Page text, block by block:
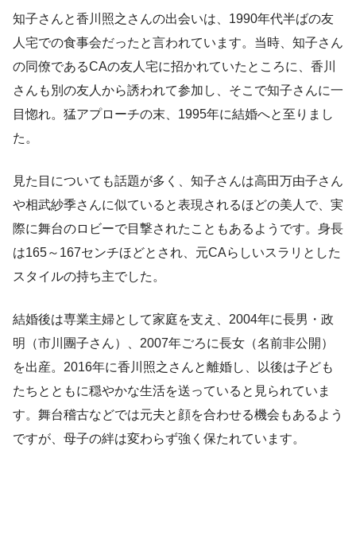
知子さんと香川照之さんの出会いは、1990年代半ばの友
人宅での食事会だったと言われています。当時、知子さん
の同僚であるCAの友人宅に招かれていたところに、香川
さんも別の友人から誘われて参加し、そこで知子さんに一
目惚れ。猛アプローチの末、1995年に結婚へと至りまし
た。
見た目についても話題が多く、知子さんは高田万由子さん
や相武紗季さんに似ていると表現されるほどの美人で、実
際に舞台のロビーで目撃されたこともあるようです。身長
は165～167センチほどとされ、元CAらしいスラリとした
スタイルの持ち主でした。
結婚後は専業主婦として家庭を支え、2004年に長男・政
明（市川團子さん）、2007年ごろに長女（名前非公開）
を出産。2016年に香川照之さんと離婚し、以後は子ども
たちとともに穏やかな生活を送っていると見られていま
す。舞台稽古などでは元夫と顔を合わせる機会もあるよう
ですが、母子の絆は変わらず強く保たれています。